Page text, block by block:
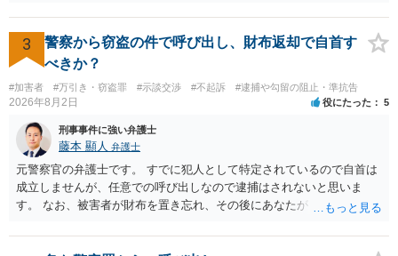
いたり、省略されていることもありうるかなとは思います。
3
警察から窃盗の件で呼び出し、財布返却で自首す
べきか？
#加害者 #万引き・窃盗罪 #示談交渉 #不起訴 #逮捕や勾留の阻止・準抗告
2026年8月2日 役にたった 5
刑事事件に強い弁護士
藤本 顯人 弁護士
元警察官の弁護士です。 すでに犯人として特定されているので自首は
成立しませんが、任意での呼び出しなので逮捕はされないと思いま
す。 なお、被害者が財布を置き忘れ、その後にあなたがトイレに入
と言い逃れはかなり厳しいものと思います。